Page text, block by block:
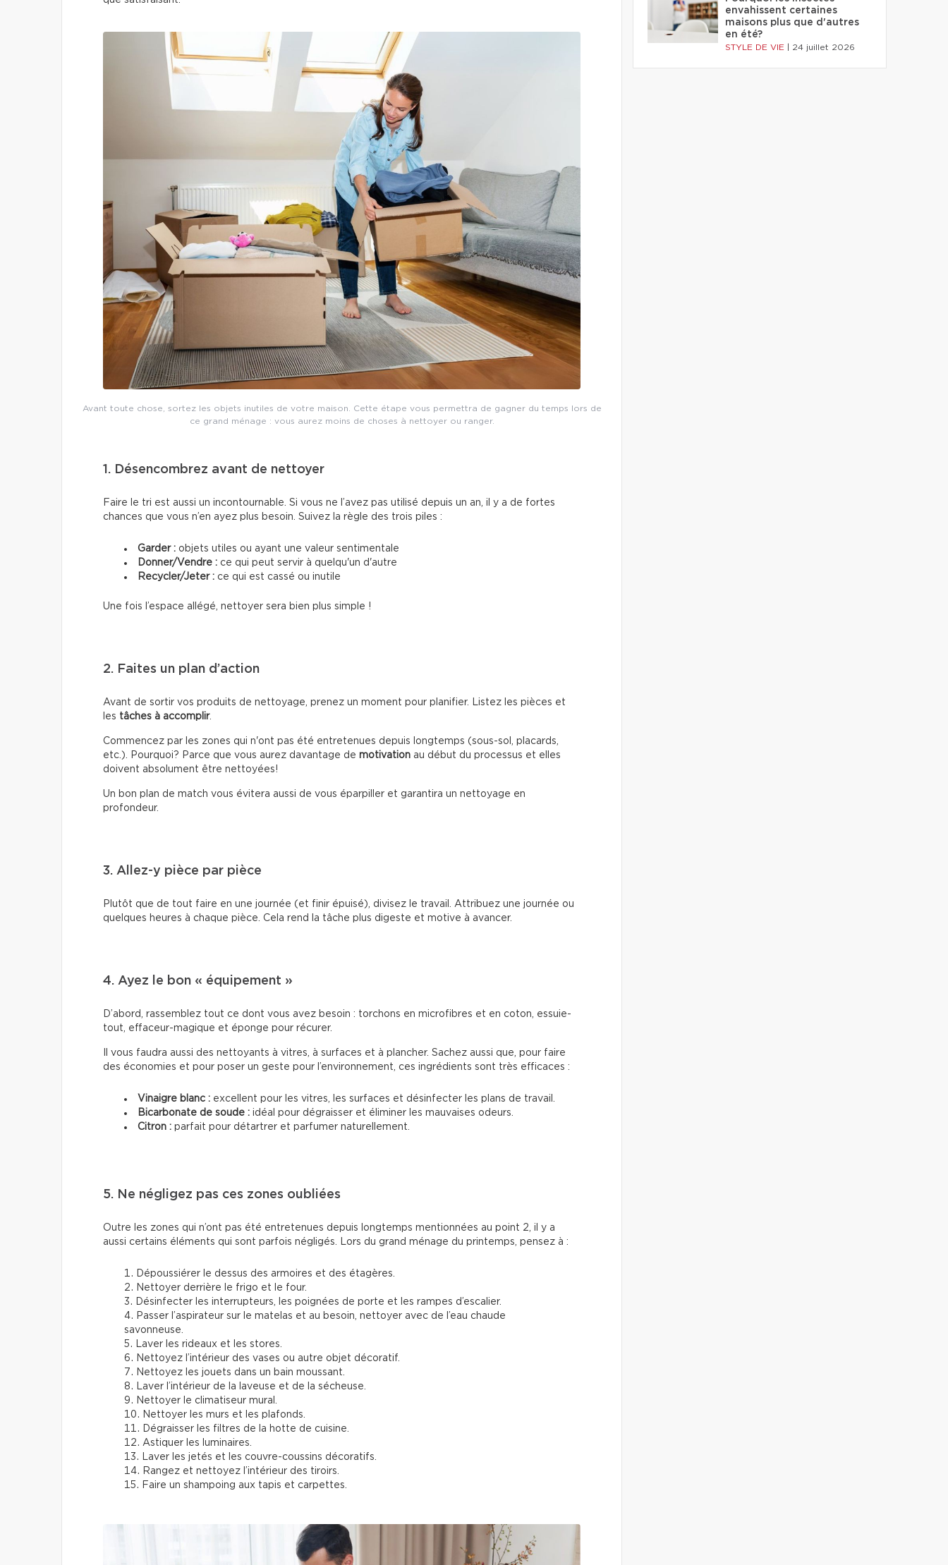
Avant toute chose, sortez les objets inutiles de votre maison. Cette étape vous permettra de gagner du temps lors de
ce grand ménage : vous aurez moins de choses à nettoyer ou ranger.
1. Désencombrez avant de nettoyer
Faire le tri est aussi un incontournable. Si vous ne l’avez pas utilisé depuis un an, il y a de fortes
chances que vous n’en ayez plus besoin. Suivez la règle des trois piles :
Garder : objets utiles ou ayant une valeur sentimentale
Donner/Vendre : ce qui peut servir à quelqu'un d'autre
Recycler/Jeter : ce qui est cassé ou inutile
Une fois l’espace allégé, nettoyer sera bien plus simple !
2. Faites un plan d’action
Avant de sortir vos produits de nettoyage, prenez un moment pour planifier. Listez les pièces et
les tâches à accomplir.
Commencez par les zones qui n'ont pas été entretenues depuis longtemps (sous-sol, placards,
etc.). Pourquoi? Parce que vous aurez davantage de motivation au début du processus et elles
doivent absolument être nettoyées!
Un bon plan de match vous évitera aussi de vous éparpiller et garantira un nettoyage en
profondeur.
3. Allez-y pièce par pièce
Plutôt que de tout faire en une journée (et finir épuisé), divisez le travail. Attribuez une journée ou
quelques heures à chaque pièce. Cela rend la tâche plus digeste et motive à avancer.
4. Ayez le bon « équipement »
D’abord, rassemblez tout ce dont vous avez besoin : torchons en microfibres et en coton, essuie-
tout, effaceur-magique et éponge pour récurer.
Il vous faudra aussi des nettoyants à vitres, à surfaces et à plancher. Sachez aussi que, pour faire
des économies et pour poser un geste pour l’environnement, ces ingrédients sont très efficaces :
Vinaigre blanc : excellent pour les vitres, les surfaces et désinfecter les plans de travail.
Bicarbonate de soude : idéal pour dégraisser et éliminer les mauvaises odeurs.
Citron : parfait pour détartrer et parfumer naturellement.
5. Ne négligez pas ces zones oubliées
Outre les zones qui n’ont pas été entretenues depuis longtemps mentionnées au point 2, il y a
aussi certains éléments qui sont parfois négligés. Lors du grand ménage du printemps, pensez à :
Dépoussiérer le dessus des armoires et des étagères.
Nettoyer derrière le frigo et le four.
Désinfecter les interrupteurs, les poignées de porte et les rampes d’escalier.
Passer l’aspirateur sur le matelas et au besoin, nettoyer avec de l’eau chaude
savonneuse.
Laver les rideaux et les stores.
Nettoyez l’intérieur des vases ou autre objet décoratif.
Nettoyez les jouets dans un bain moussant.
Laver l’intérieur de la laveuse et de la sécheuse.
Nettoyer le climatiseur mural.
Nettoyer les murs et les plafonds.
Dégraisser les filtres de la hotte de cuisine.
Astiquer les luminaires.
Laver les jetés et les couvre-coussins décoratifs.
Rangez et nettoyez l’intérieur des tiroirs.
Faire un shampoing aux tapis et carpettes.
envahissent certaines
maisons plus que d'autres
en été?
STYLE DE VIE 24 juillet 2026